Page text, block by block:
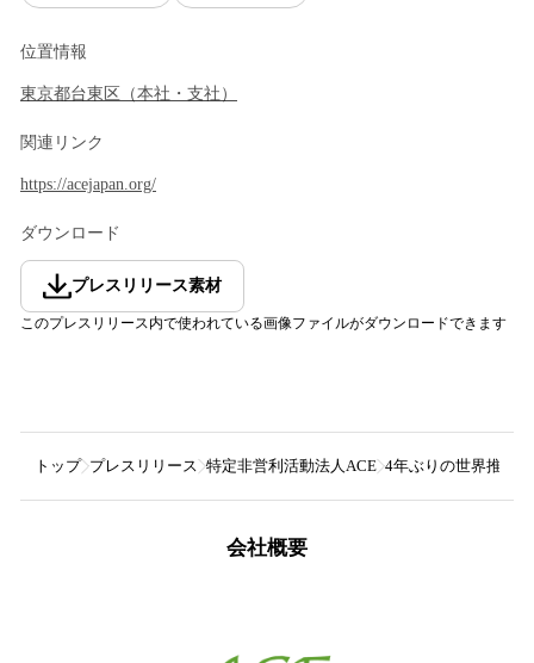
位置情報
東京都台東区 （本社・支社 ）
関連リンク
https://acejapan.org/
ダウンロード
プレスリリース素材
このプレスリリース内で使われている画像ファイルがダウンロードできます
トップ プレスリリース 特定非営利活動法人ACE 4年ぶりの世界推計
会社概要